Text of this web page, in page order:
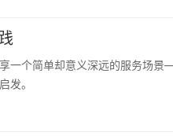
一个简单却意义深远的服务场
发。